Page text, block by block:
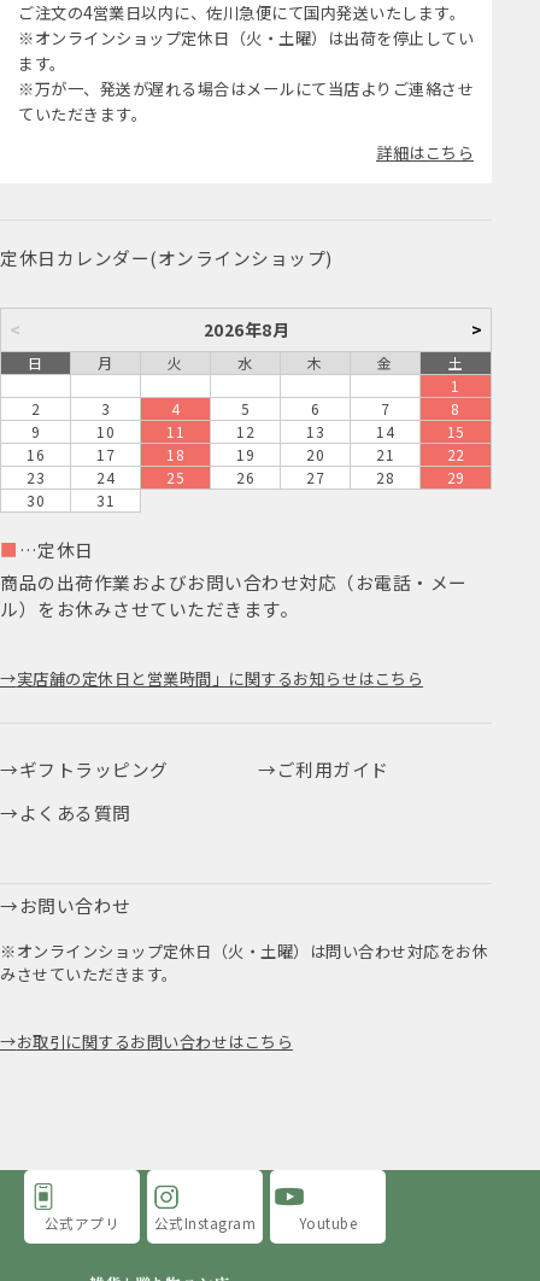
ご注文の4営業日以内に、佐川急便にて国内発送いたします。
※オンラインショップ定休日（火・土曜）は出荷を停止してい
ます。
※万が一、発送が遅れる場合はメールにて当店よりご連絡させ
ていただきます。
詳細はこちら
定休日カレンダー(オンラインショップ)
< 2026年8月 >
日 月 火 水 木 金
土
1
2
3 4 5 6 7
8
9
10 11 12 13 14
15
16
17 18 19 20 21
22
23
24 25 26 27 28
29
30
31
■ …定休日
商品の出荷作業およびお問い合わせ対応（お電話・メー
ル）をお休みさせていただきます。
実店舗の定休日と営業時間」に関するお知らせはこちら
ギフトラッピング
ご利用ガイド
よくある質問
お問い合わせ
※オンラインショップ定休日（火・土曜）は問い合わせ対応をお休
みさせていただきます。
お取引に関するお問い合わせはこちら
公式アプリ 公式Instagram Youtube